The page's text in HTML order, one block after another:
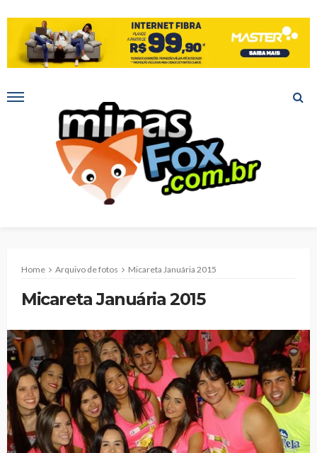
Home Arquivo de fotos Micareta Januária 2015
Micareta Januária 2015